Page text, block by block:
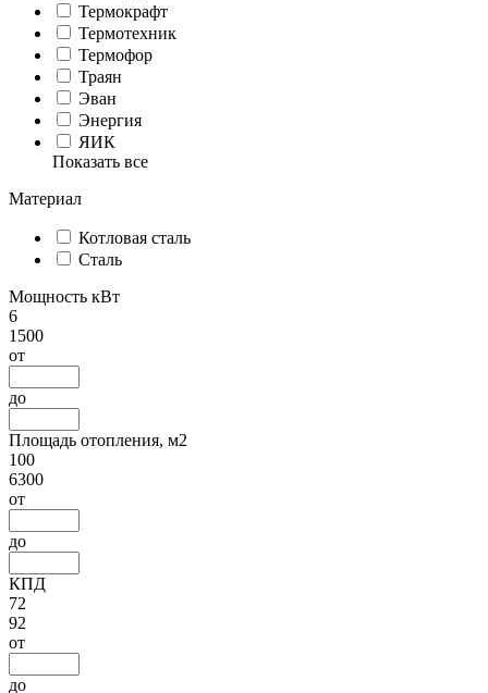
Термокрафт
Термотехник
Термофор
Траян
Эван
Энергия
ЯИК
Показать все
Материал
Котловая сталь
Сталь
Мощность кВт
6
1500
от
до
Площадь отопления, м2
100
6300
от
до
КПД
72
92
от
до